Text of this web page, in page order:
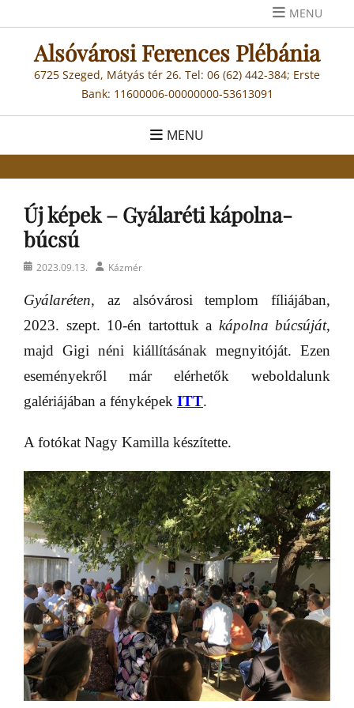
to
content
MENU
Alsóvárosi Ferences Plébánia
6725 Szeged, Mátyás tér 26. Tel: 06 (62) 442-384; Erste
Bank: 11600006-00000000-53613091
MENU
Új képek – Gyálaréti kápolna-
búcsú
Posted2023.09.13. AuthorKázmér
Gyálaréten, az alsóvárosi templom fíliájában,
2023. szept. 10-én tartottuk a kápolna búcsúját,
majd Gigi néni kiállításának megnyitóját. Ezen
eseményekről már elérhetők weboldalunk
galériájában a fényképek ITT.
A fotókat Nagy Kamilla készítette.